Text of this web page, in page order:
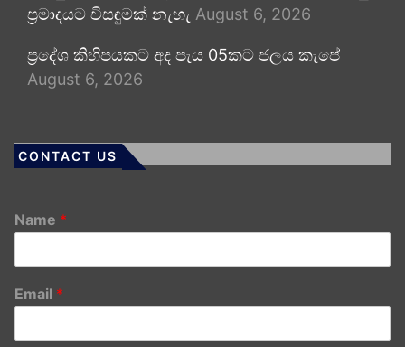
ප්‍රමාදයට විසඳුමක් නැහැ August 6, 2026
ප්‍රදේශ කිහිපයකට අද පැය 05කට ජලය කැපේ
August 6, 2026
CONTACT US
Name *
Email *